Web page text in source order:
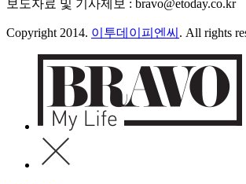
보도자료 및 기사제보 : bravo@etoday.co.kr
Copyright 2014. 이투데이피엔씨 . All rights